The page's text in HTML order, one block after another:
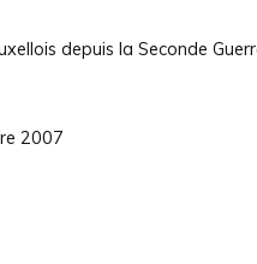
depuis la Seconde
2007